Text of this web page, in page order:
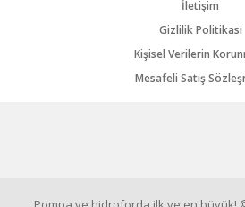
İletişim
Gizlilik Politikası
Kişisel Verilerin
Mesafeli Satış